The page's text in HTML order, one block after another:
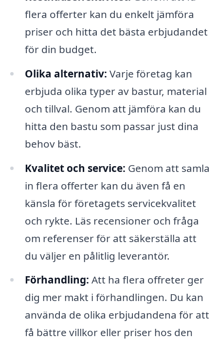
flera offerter kan du enkelt jämföra
priser och hitta det bästa erbjudandet
för din budget.
Olika alternativ: Varje företag kan
erbjuda olika typer av bastur, material
och tillval. Genom att jämföra kan du
hitta den bastu som passar just dina
behov bäst.
Kvalitet och service: Genom att samla
in flera offerter kan du även få en
känsla för företagets servicekvalitet
och rykte. Läs recensioner och fråga
om referenser för att säkerställa att
du väljer en pålitlig leverantör.
Förhandling: Att ha flera offreter ger
dig mer makt i förhandlingen. Du kan
använda de olika erbjudandena för att
få bättre villkor eller priser hos den